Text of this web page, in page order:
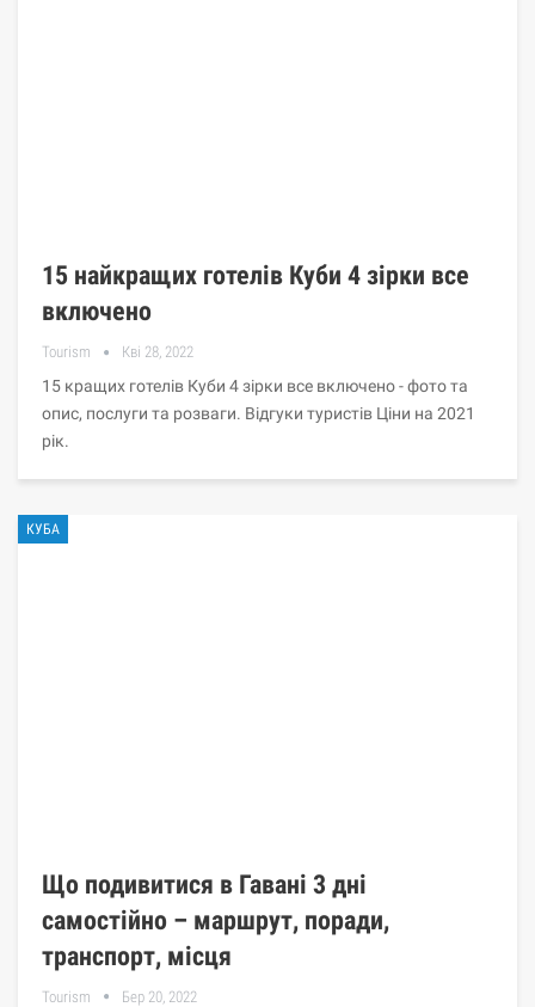
15 найкращих готелів Куби 4 зірки все
включено
Tourism Кві 28, 2022
15 кращих готелів Куби 4 зірки все включено - фото та
опис, послуги та розваги. Відгуки туристів Ціни на 2021
рік.
КУБА
Що подивитися в Гавані 3 дні
самостійно – маршрут, поради,
транспорт, місця
Tourism Бер 20, 2022